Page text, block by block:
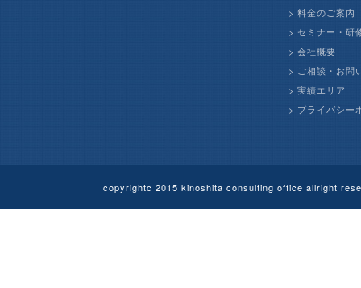
> 料金のご案内
> セミナー・研
> 会社概要
> ご相談・お問
> 実績エリア
> プライバシー
copyrightc 2015 kinoshita consulting office allright